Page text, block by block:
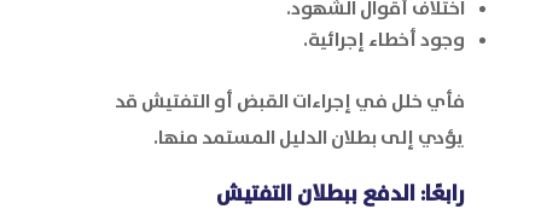
اختلاف أقوال الشهود.
وجود أخطاء إجرائية.
فأي خلل في إجراءات القبض أو التفتيش قد
يؤدي إلى بطلان الدليل المستمد منها.
رابعًا: الدفع ببطلان التفتيش